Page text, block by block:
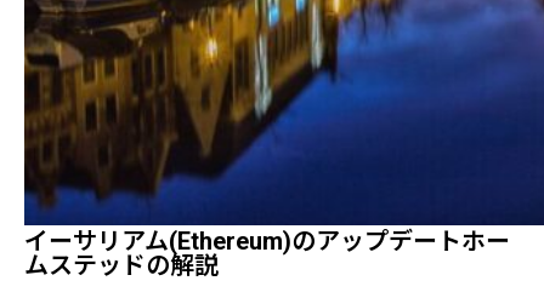
イーサリアム(Ethereum)のアップデートホー
ムステッドの解説